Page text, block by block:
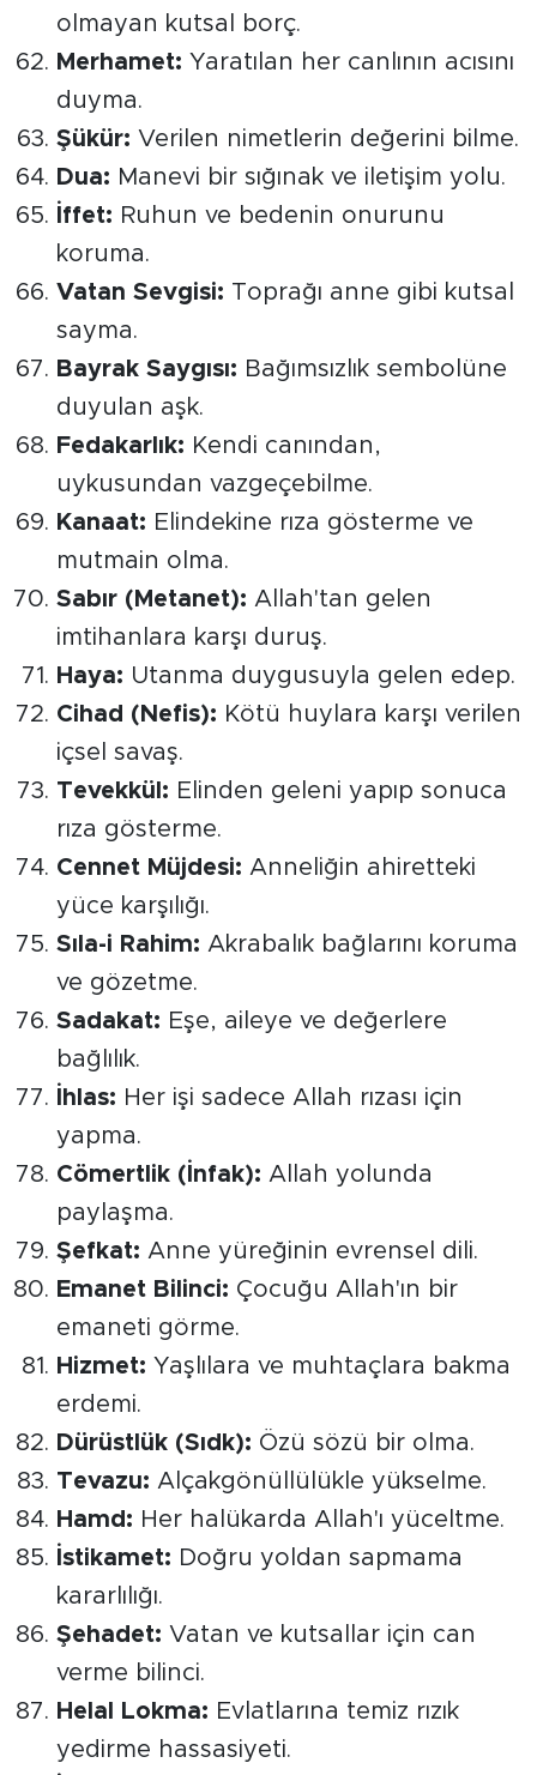
olmayan kutsal borç.
Merhamet: Yaratılan her canlının acısını
duyma.
Şükür: Verilen nimetlerin değerini bilme.
Dua: Manevi bir sığınak ve iletişim yolu.
İffet: Ruhun ve bedenin onurunu
koruma.
Vatan Sevgisi: Toprağı anne gibi kutsal
sayma.
Bayrak Saygısı: Bağımsızlık sembolüne
duyulan aşk.
Fedakarlık: Kendi canından,
uykusundan vazgeçebilme.
Kanaat: Elindekine rıza gösterme ve
mutmain olma.
Sabır (Metanet): Allah'tan gelen
imtihanlara karşı duruş.
Haya: Utanma duygusuyla gelen edep.
Cihad (Nefis): Kötü huylara karşı verilen
içsel savaş.
Tevekkül: Elinden geleni yapıp sonuca
rıza gösterme.
Cennet Müjdesi: Anneliğin ahiretteki
yüce karşılığı.
Sıla-i Rahim: Akrabalık bağlarını koruma
ve gözetme.
Sadakat: Eşe, aileye ve değerlere
bağlılık.
İhlas: Her işi sadece Allah rızası için
yapma.
Cömertlik (İnfak): Allah yolunda
paylaşma.
Şefkat: Anne yüreğinin evrensel dili.
Emanet Bilinci: Çocuğu Allah'ın bir
emaneti görme.
Hizmet: Yaşlılara ve muhtaçlara bakma
erdemi.
Dürüstlük (Sıdk): Özü sözü bir olma.
Tevazu: Alçakgönüllülükle yükselme.
Hamd: Her halükarda Allah'ı yüceltme.
İstikamet: Doğru yoldan sapmama
kararlılığı.
Şehadet: Vatan ve kutsallar için can
verme bilinci.
Helal Lokma: Evlatlarına temiz rızık
yedirme hassasiyeti.